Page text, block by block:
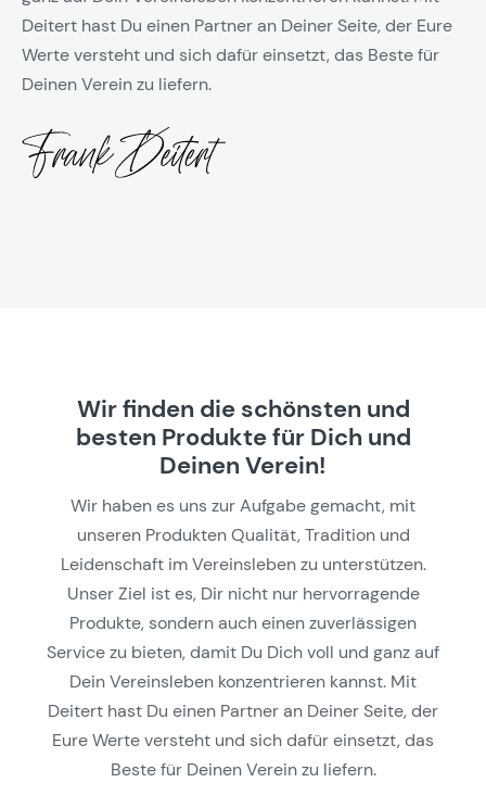
Deitert hast Du einen Partner an Deiner Seite, der Eure
Werte versteht und sich dafür einsetzt, das Beste für
Deinen Verein zu liefern.
Wir finden die schönsten und
besten Produkte für Dich und
Deinen Verein!
Wir haben es uns zur Aufgabe gemacht, mit
unseren Produkten Qualität, Tradition und
Leidenschaft im Vereinsleben zu unterstützen.
Unser Ziel ist es, Dir nicht nur hervorragende
Produkte, sondern auch einen zuverlässigen
Service zu bieten, damit Du Dich voll und ganz auf
Dein Vereinsleben konzentrieren kannst. Mit
Deitert hast Du einen Partner an Deiner Seite, der
Eure Werte versteht und sich dafür einsetzt, das
Beste für Deinen Verein zu liefern.